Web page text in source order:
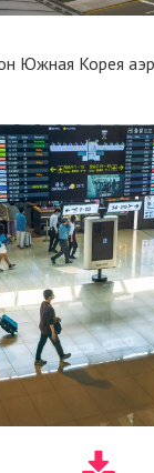
Южная Корея